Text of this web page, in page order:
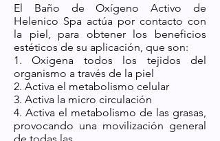
El Baño de Oxígeno Activo de
Helenico Spa actúa por contacto con
la piel, para obtener los beneficios
estéticos de su aplicación, que son:
1. Oxigena todos los tejidos del
organismo a través de la piel
2. Activa el metabolismo celular
3. Activa la micro circulación
4. Activa el metabolismo de las grasas,
provocando una movilización general
de todas las